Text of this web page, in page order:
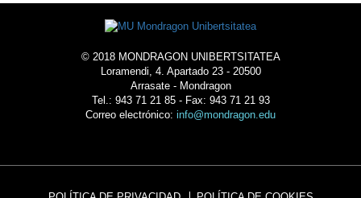
© 2018 MONDRAGON UNIBERTSITATEA
Loramendi, 4. Apartado 23 - 20500
Arrasate - Mondragon
Tel.: 943 71 21 85 - Fax: 943 71 21 93
Correo electrónico: info@mondragon.edu